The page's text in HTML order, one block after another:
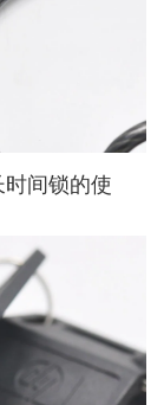
间锁的使